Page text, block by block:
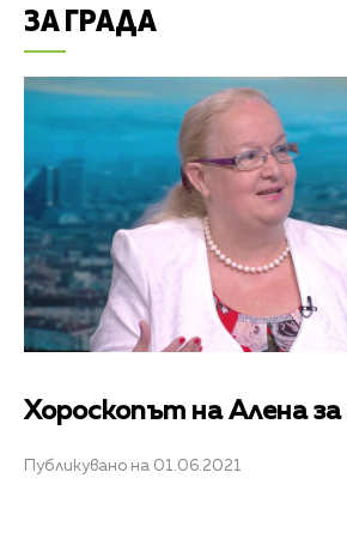
ЗА ГРАДА
Хороскопът на Алена
Публикувано на 01.06.2021